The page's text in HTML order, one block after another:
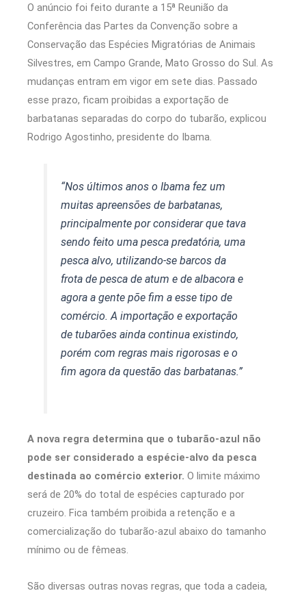
O anúncio foi feito durante a 15ª Reunião da
Conferência das Partes da Convenção sobre a
Conservação das Espécies Migratórias de Animais
Silvestres, em Campo Grande, Mato Grosso do Sul. As
mudanças entram em vigor em sete dias. Passado
esse prazo, ficam proibidas a exportação de
barbatanas separadas do corpo do tubarão, explicou
Rodrigo Agostinho, presidente do Ibama.
“Nos últimos anos o Ibama fez um
muitas apreensões de barbatanas,
principalmente por considerar que tava
sendo feito uma pesca predatória, uma
pesca alvo, utilizando-se barcos da
frota de pesca de atum e de albacora e
agora a gente põe fim a esse tipo de
comércio. A importação e exportação
de tubarões ainda continua existindo,
porém com regras mais rigorosas e o
fim agora da questão das barbatanas.”
A nova regra determina que o tubarão-azul não
pode ser considerado a espécie-alvo da pesca
destinada ao comércio exterior. O limite máximo
será de 20% do total de espécies capturado por
cruzeiro. Fica também proibida a retenção e a
comercialização do tubarão-azul abaixo do tamanho
mínimo ou de fêmeas.
São diversas outras novas regras, que toda a cadeia,